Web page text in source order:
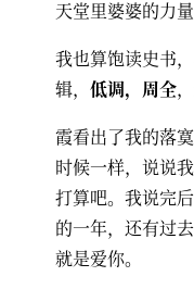
天堂里婆婆的力
我也算饱读史书
辑， 低调，周全
霞看出了我的落
时候一样，说说
打算吧。我说完
的一年，还有过
就是爱你。